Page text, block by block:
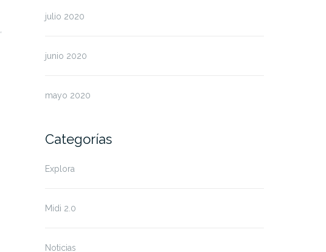
julio 2020
junio 2020
mayo 2020
Categorías
Explora
Midi 2.0
Noticias